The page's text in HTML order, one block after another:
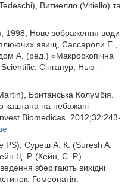
Витиелло (Vitiello) та
1998, Нове зображення води
явищ, Сассароли Е.,
А. (ред.) «Макроскопічна
Scientific, Сінгапур, Нью-
Британська Колумбія.
каштана на небажані
Biomedicas. 2012;32:243-
PS), Суреш А. К. (Suresh A.
Ц. Р. (Кейн, С. Р.)
зберігають вихідні
Гомеопатія.